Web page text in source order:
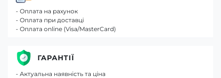
- Оплата на рахунок
- Оплата при доставці
- Оплата online (Visa/MasterCard)
ГАРАНТІЇ
- Актуальна наявність та ціна